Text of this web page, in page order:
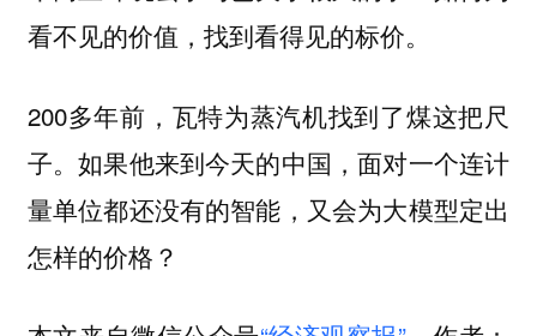
看不见的价值，找到看得见的标价。
200多年前，瓦特为蒸汽机找到了煤这把尺
子。如果他来到今天的中国，面对一个连计
量单位都还没有的智能，又会为大模型定出
怎样的价格？